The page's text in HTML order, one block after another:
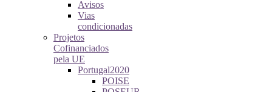
Avisos
Vias
condicionadas
Projetos
Cofinanciados
pela UE
Portugal2020
POISE